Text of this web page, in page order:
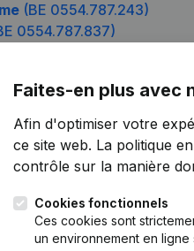
(BE 0554.787.243)
0554.787.837)
Faites-en plus avec
Afin d'optimiser votre
ce site web. La politique
contrôle sur la manière
Cookies fonctionnels
Ces cookies sont
un environnement en ligne